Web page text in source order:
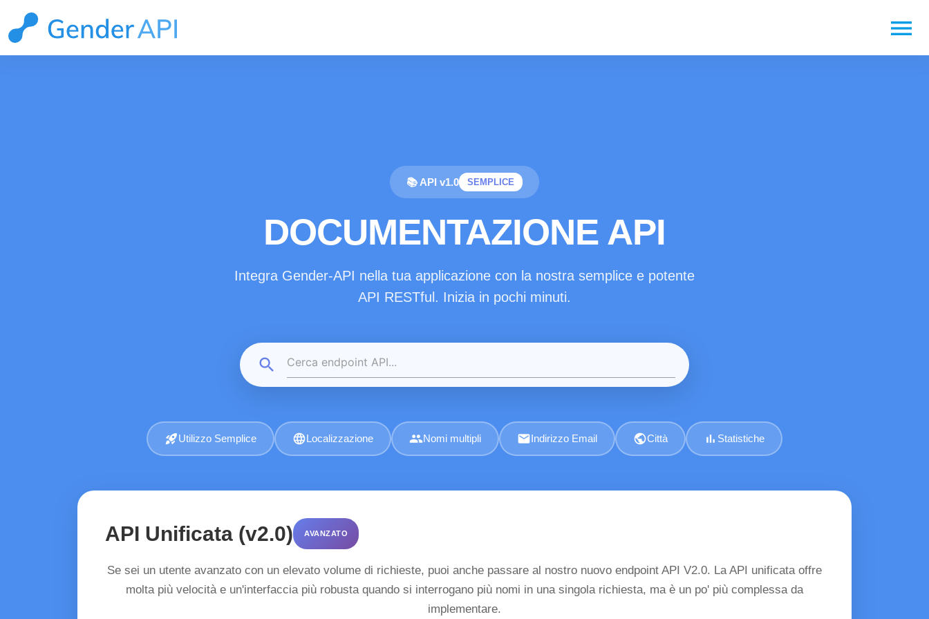
menu
📚 API v1.0 SEMPLICE
DOCUMENTAZIONE API
Integra Gender-API nella tua applicazione con la nostra semplice e potente
API RESTful. Inizia in pochi minuti.
search
rocket_launchUtilizzo Semplice languageLocalizzazione groupNomi multipli emailIndirizzo Email publicCittà bar_chart Statistiche
API Unificata (v2.0) AVANZATO
Se sei un utente avanzato con un elevato volume di richieste, puoi anche passare al nostro nuovo endpoint API V2.0. La API unificata offre
molta più velocità e un'interfaccia più robusta quando si interrogano più nomi in una singola richiesta, ma è un po' più complessa da
implementare.